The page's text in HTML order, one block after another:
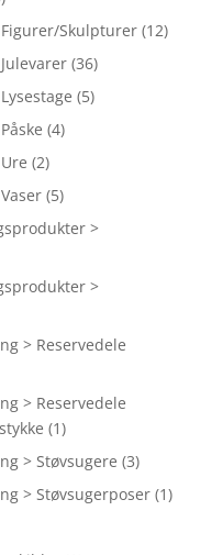
Skulpturer (12)
(36)
(5)
(4)
(2)
(5)
>
>
> Reservedele
> Reservedele
(1)
> Støvsugere (3)
> Støvsugerposer (1)